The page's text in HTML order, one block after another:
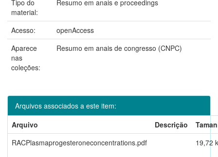
Tipo do
material:
Resumo em anais e proceedings
Acesso:
openAccess
Aparece
nas
coleções:
Resumo em anais de congresso (CNPC)
Arquivos associados a este item:
Arquivo
Descrição
RACPlasmaprogesteroneconcentrations.pdf
19,72